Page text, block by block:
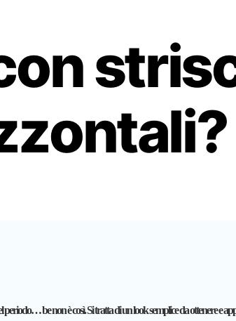
periodo… be non è così.Si tratta di un look semplice da ottenere e